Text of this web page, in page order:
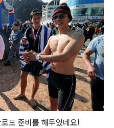
도 준비를 해두었네요!